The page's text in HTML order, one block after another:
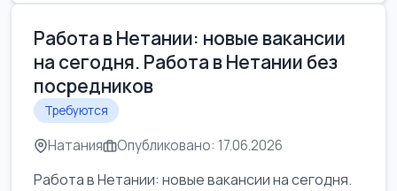
Работа в Нетании: новые вакансии
на сегодня. Работа в Нетании без
посредников
Требуются
Натания Опубликовано: 17.06.2026
Работа в Нетании: новые вакансии на сегодня.